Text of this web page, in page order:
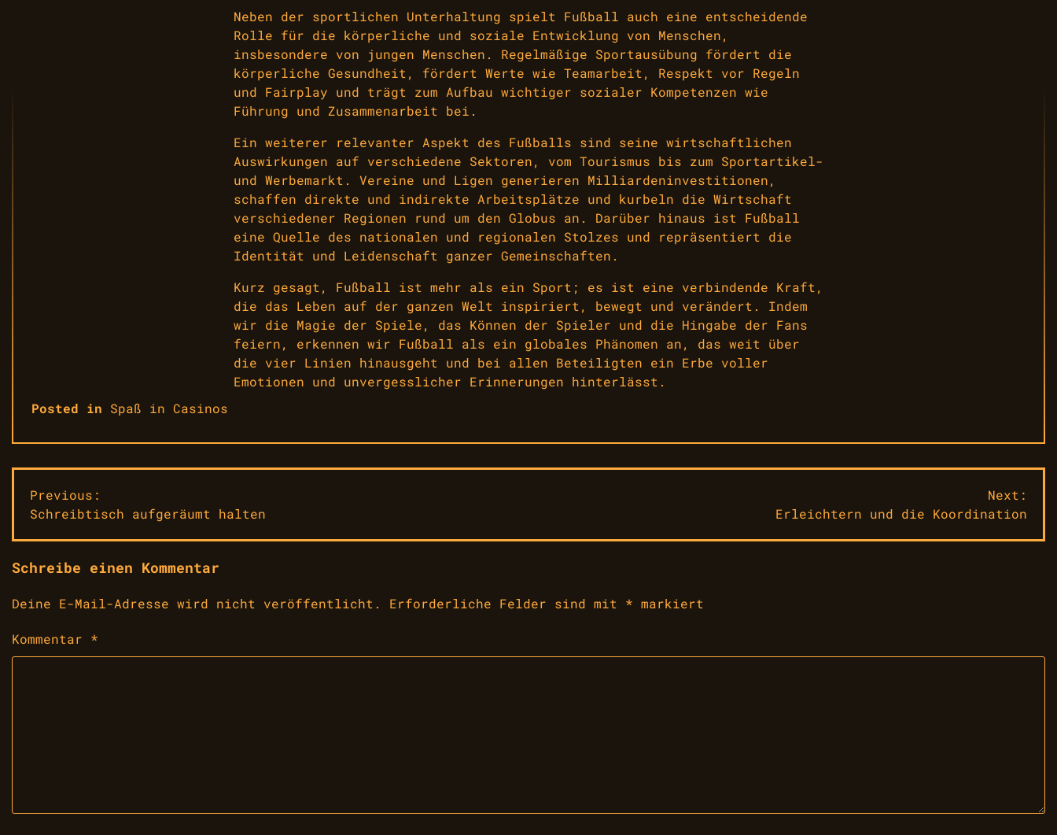
Neben der sportlichen Unterhaltung spielt Fußball auch eine entscheidende
Rolle für die körperliche und soziale Entwicklung von Menschen,
insbesondere von jungen Menschen. Regelmäßige Sportausübung fördert die
körperliche Gesundheit, fördert Werte wie Teamarbeit, Respekt vor Regeln
und Fairplay und trägt zum Aufbau wichtiger sozialer Kompetenzen wie
Führung und Zusammenarbeit bei.
Ein weiterer relevanter Aspekt des Fußballs sind seine wirtschaftlichen
Auswirkungen auf verschiedene Sektoren, vom Tourismus bis zum Sportartikel-
und Werbemarkt. Vereine und Ligen generieren Milliardeninvestitionen,
schaffen direkte und indirekte Arbeitsplätze und kurbeln die Wirtschaft
verschiedener Regionen rund um den Globus an. Darüber hinaus ist Fußball
eine Quelle des nationalen und regionalen Stolzes und repräsentiert die
Identität und Leidenschaft ganzer Gemeinschaften.
Kurz gesagt, Fußball ist mehr als ein Sport; es ist eine verbindende Kraft,
die das Leben auf der ganzen Welt inspiriert, bewegt und verändert. Indem
wir die Magie der Spiele, das Können der Spieler und die Hingabe der Fans
feiern, erkennen wir Fußball als ein globales Phänomen an, das weit über
die vier Linien hinausgeht und bei allen Beteiligten ein Erbe voller
Emotionen und unvergesslicher Erinnerungen hinterlässt.
Posted in Spaß in Casinos
Beitragsnavigation
Previous:
Schreibtisch aufgeräumt halten
Next:
Erleichtern und die Koordination
Schreibe einen Kommentar
Deine E-Mail-Adresse wird nicht veröffentlicht. Erforderliche Felder sind mit * markiert
Kommentar *